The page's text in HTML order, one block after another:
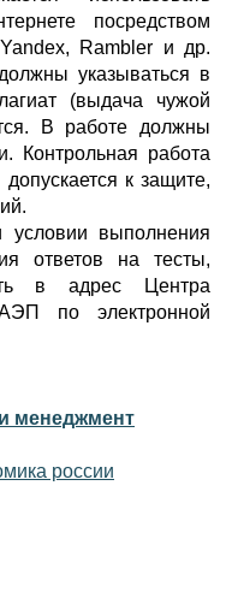
посредством
Rambler и др.
указываться в
(выдача чужой
В работе должны
Контрольная работа
к защите,
условии выполнения
ответов на тесты,
в адрес Центра
по электронной
менеджмент
россии